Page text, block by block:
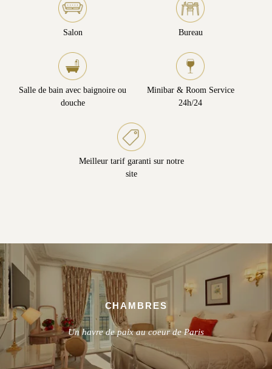
Salon Bureau
Salle de bain avec baignoire ou
douche
Minibar & Room Service
24h/24
Meilleur tarif garanti sur notre
site
CHAMBRES
Un havre de paix au coeur de Paris